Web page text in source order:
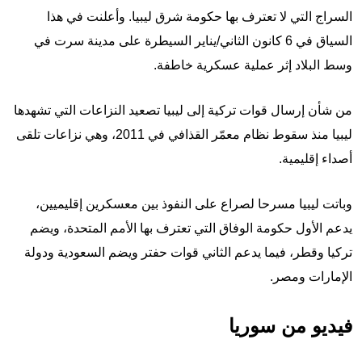
السراج التي لا تعترف بها حكومة شرق ليبيا. وأعلنت في هذا
السياق في 6 كانون الثاني/يناير السيطرة على مدينة سرت في
وسط البلاد إثر عملية عسكرية خاطفة.
من شأن إرسال قوات تركية إلى ليبيا تصعيد النزاعات التي تشهدها
ليبيا منذ سقوط نظام معمّر القذافي في 2011، وهي نزاعات تلقى
أصداء إقليمية.
وباتت ليبيا مسرحا لصراع على النفوذ بين معسكرين إقليميين،
يدعم الأول حكومة الوفاق التي تعترف بها الأمم المتحدة، ويضم
تركيا وقطر، فيما يدعم الثاني قوات حفتر ويضم السعودية ودولة
الإمارات ومصر.
فيديو من سوريا